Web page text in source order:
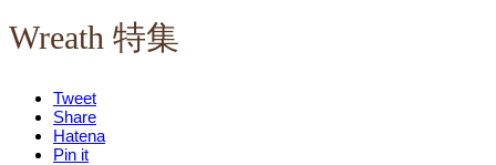
Wreath 特集
Tweet
Share
Hatena
Pin it